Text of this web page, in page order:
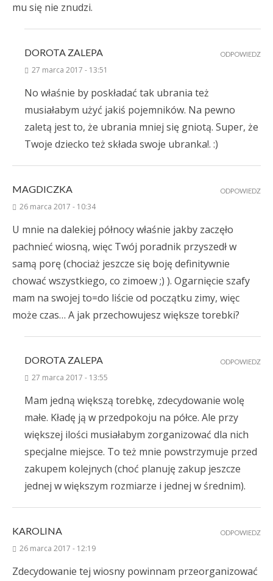
mu się nie znudzi.
DOROTA ZALEPA
27 marca 2017 - 13:51
No właśnie by poskładać tak ubrania też
musiałabym użyć jakiś pojemników. Na pewno
zaletą jest to, że ubrania mniej się gniotą. Super, że
Twoje dziecko też składa swoje ubranka!. :)
ODPOWIEDZ
MAGDICZKA
26 marca 2017 - 10:34
U mnie na dalekiej północy właśnie jakby zaczęło
pachnieć wiosną, więc Twój poradnik przyszedł w
samą porę (chociaż jeszcze się boję definitywnie
chować wszystkiego, co zimoew ;) ). Ogarnięcie szafy
mam na swojej to=do liście od początku zimy, więc
może czas… A jak przechowujesz większe torebki?
ODPOWIEDZ
DOROTA ZALEPA
27 marca 2017 - 13:55
Mam jedną większą torebkę, zdecydowanie wolę
małe. Kładę ją w przedpokoju na półce. Ale przy
większej ilości musiałabym zorganizować dla nich
specjalne miejsce. To też mnie powstrzymuje przed
zakupem kolejnych (choć planuję zakup jeszcze
jednej w większym rozmiarze i jednej w średnim).
ODPOWIEDZ
KAROLINA
26 marca 2017 - 12:19
Zdecydowanie tej wiosny powinnam przeorganizować
ODPOWIEDZ